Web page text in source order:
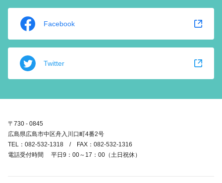
Facebook
Twitter
〒730 - 0845
広島県広島市中区舟入川口町4番2号
TEL：082-532-1318 / FAX：082-532-1316
電話受付時間 平日9：00～17：00（土日祝休）